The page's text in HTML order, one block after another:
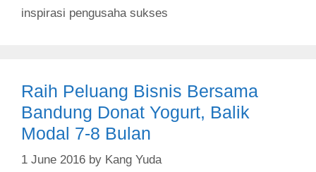
e
i
e
s
a
inspirasi pengusaha sukses
Raih Peluang Bisnis Bersama
Bandung Donat Yogurt, Balik
Modal 7-8 Bulan
1 June 2016 by Kang Yuda